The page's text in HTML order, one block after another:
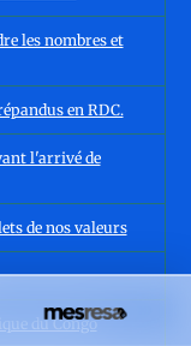
les nombres et
en RDC.
l'arrivé de
de nos valeurs
du Congo